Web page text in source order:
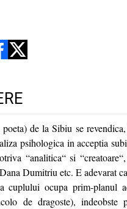
de la Sibiu se
psihologica in acceptia
“analitica“ si
Dumitriu etc. E adevarat
cuplului ocupa prim-planul
de dragoste),